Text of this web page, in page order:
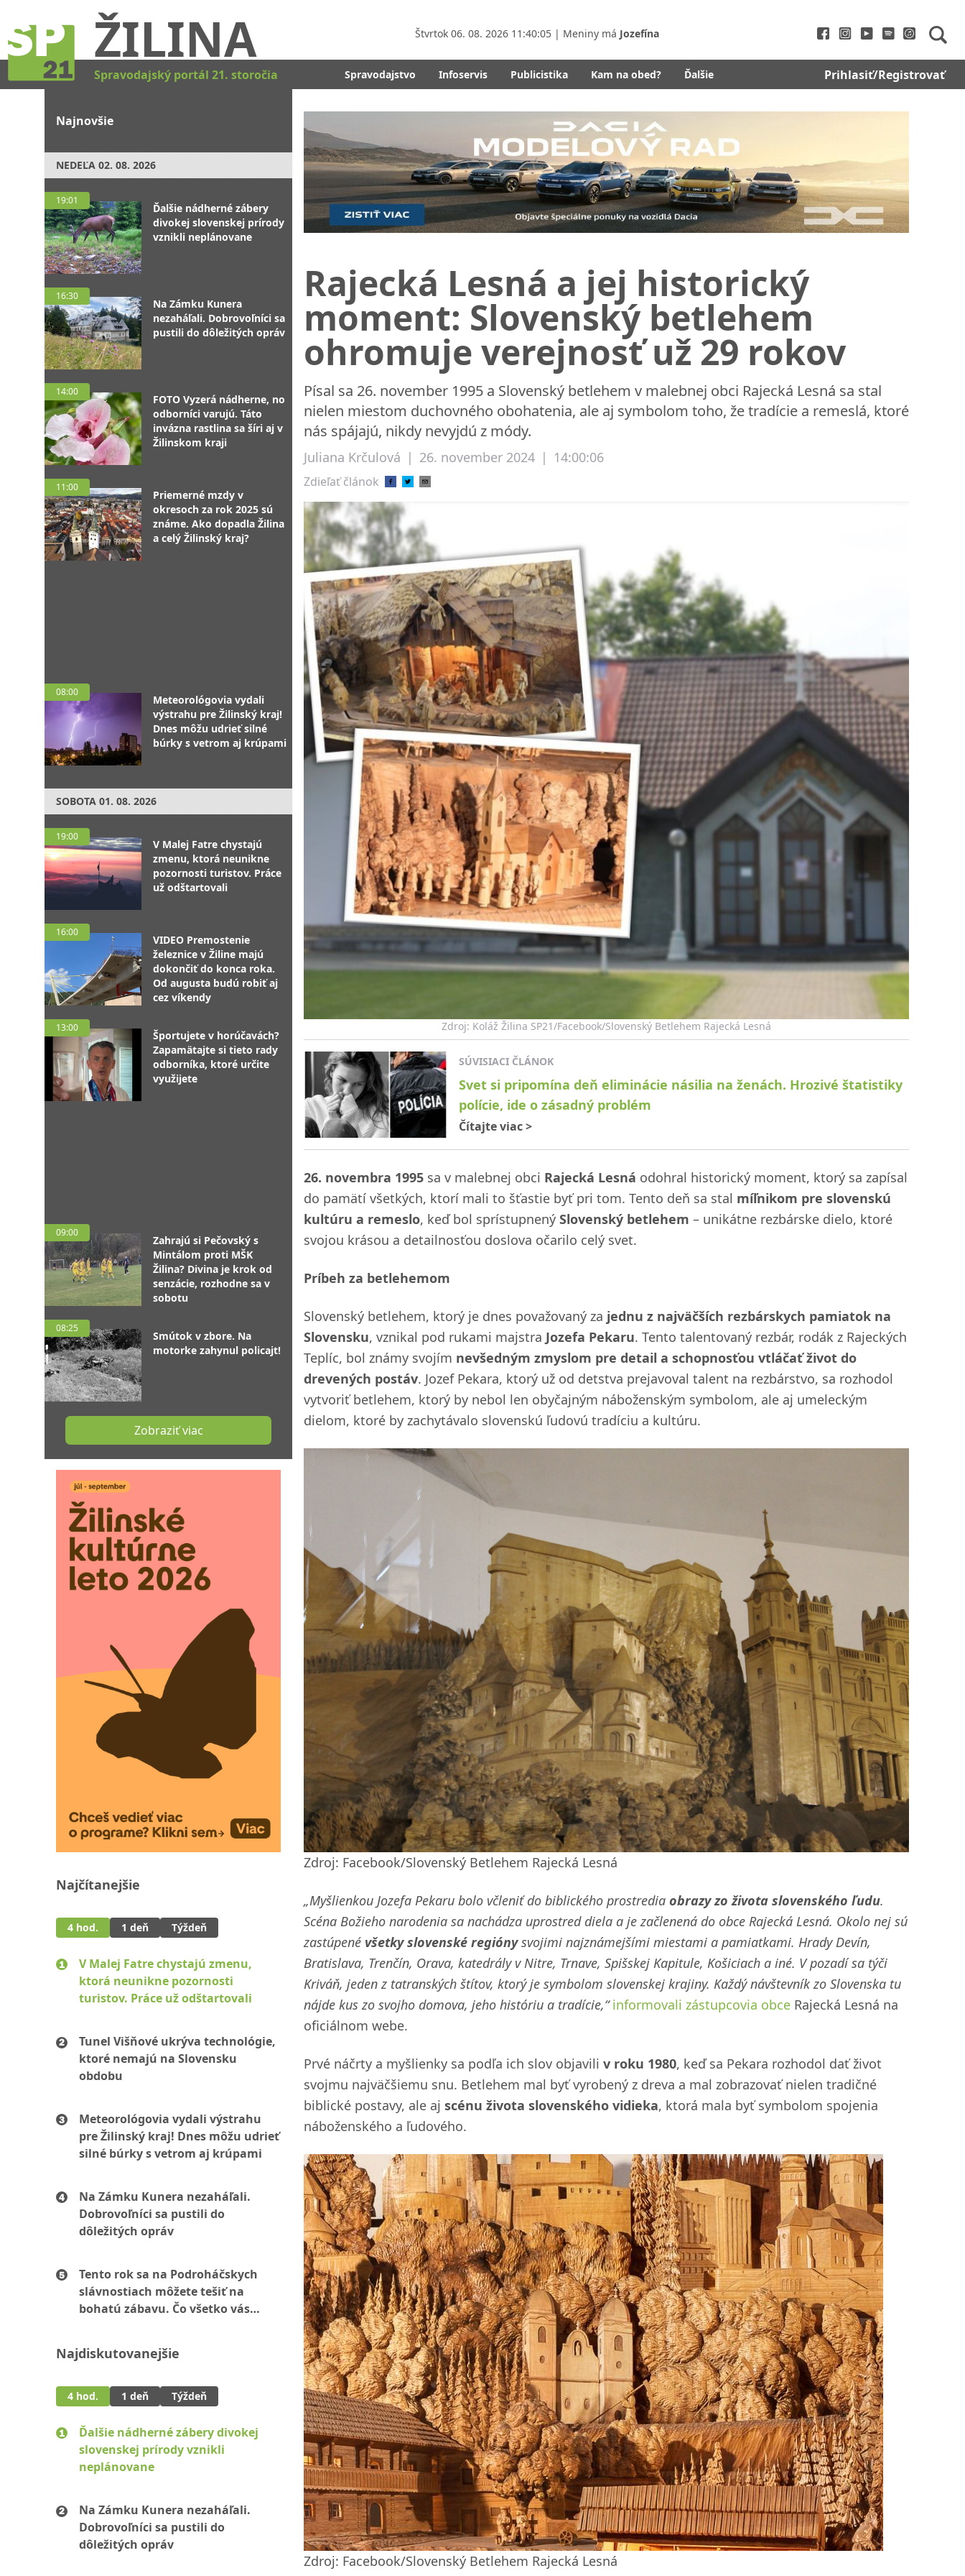
ŽILINA Štvrtok 06. 08. 2026 11:40:07 | Meniny má Jozefína
Spravodajský portál 21. storočia Spravodajstvo Infoservis Publicistika Kam na obed? Ďalšie Prihlasiť/Registrovať
Najnovšie
NEDEĽA 02. 08. 2026
19:01
Ďalšie nádherné zábery
divokej slovenskej prírody
vznikli neplánovane
16:30
Na Zámku Kunera
nezaháľali. Dobrovoľníci sa
pustili do dôležitých opráv
14:00
FOTO Vyzerá nádherne, no
odborníci varujú. Táto
invázna rastlina sa šíri aj v
Žilinskom kraji
11:00
Priemerné mzdy v
okresoch za rok 2025 sú
známe. Ako dopadla Žilina
a celý Žilinský kraj?
08:00
Meteorológovia vydali
výstrahu pre Žilinský kraj!
Dnes môžu udrieť silné
búrky s vetrom aj krúpami
SOBOTA 01. 08. 2026
19:00
V Malej Fatre chystajú
zmenu, ktorá neunikne
pozornosti turistov. Práce
už odštartovali
16:00
VIDEO Premostenie
železnice v Žiline majú
dokončiť do konca roka.
Od augusta budú robiť aj
cez víkendy
13:00
Športujete v horúčavách?
Zapamätajte si tieto rady
odborníka, ktoré určite
využijete
09:00
Zahrajú si Pečovský s
Mintálom proti MŠK
Žilina? Divina je krok od
senzácie, rozhodne sa v
sobotu
08:25
Smútok v zbore. Na
motorke zahynul policajt!
Zobraziť viac
Najčítanejšie
4 hod. 1 deň Týždeň
V Malej Fatre chystajú zmenu,
ktorá neunikne pozornosti
turistov. Práce už odštartovali
Tunel Višňové ukrýva technológie,
ktoré nemajú na Slovensku
obdobu
Meteorológovia vydali výstrahu
pre Žilinský kraj! Dnes môžu udrieť
silné búrky s vetrom aj krúpami
Na Zámku Kunera nezaháľali.
Dobrovoľníci sa pustili do
dôležitých opráv
Tento rok sa na Podroháčskych
slávnostiach môžete tešiť na
bohatú zábavu. Čo všetko vás
Najdiskutovanejšie
4 hod. 1 deň Týždeň
Ďalšie nádherné zábery divokej
slovenskej prírody vznikli
neplánovane
Na Zámku Kunera nezaháľali.
Dobrovoľníci sa pustili do
dôležitých opráv
Rajecká Lesná a jej historický
moment: Slovenský betlehem
ohromuje verejnosť už 29 rokov
Písal sa 26. november 1995 a Slovenský betlehem v malebnej obci Rajecká Lesná sa stal
nielen miestom duchovného obohatenia, ale aj symbolom toho, že tradície a remeslá, ktoré
nás spájajú, nikdy nevyjdú z módy.
Juliana Krčulová | 26. november 2024 | 14:00:06
Zdieľať článok
Zdroj: Koláž Žilina SP21/Facebook/Slovenský Betlehem Rajecká Lesná
SÚVISIACI ČLÁNOK
Svet si pripomína deň eliminácie násilia na ženách. Hrozivé štatistiky
polície, ide o zásadný problém
Čítajte viac>
26. novembra 1995 sa v malebnej obci Rajecká Lesná odohral historický moment, ktorý sa zapísal
do pamätí všetkých, ktorí mali to šťastie byť pri tom. Tento deň sa stal míľnikom pre slovenskú
kultúru a remeslo, keď bol sprístupnený Slovenský betlehem – unikátne rezbárske dielo, ktoré
svojou krásou a detailnosťou doslova očarilo celý svet.
Príbeh za betlehemom
Slovenský betlehem, ktorý je dnes považovaný za jednu z najväčších rezbárskych pamiatok na
Slovensku, vznikal pod rukami majstra Jozefa Pekaru. Tento talentovaný rezbár, rodák z Rajeckých
Teplíc, bol známy svojím nevšedným zmyslom pre detail a schopnosťou vtláčať život do
drevených postáv. Jozef Pekara, ktorý už od detstva prejavoval talent na rezbárstvo, sa rozhodol
vytvoriť betlehem, ktorý by nebol len obyčajným náboženským symbolom, ale aj umeleckým
dielom, ktoré by zachytávalo slovenskú ľudovú tradíciu a kultúru.
Zdroj: Facebook/Slovenský Betlehem Rajecká Lesná
„Myšlienkou Jozefa Pekaru bolo včleniť do biblického prostredia obrazy zo života slovenského ľudu.
Scéna Božieho narodenia sa nachádza uprostred diela a je začlenená do obce Rajecká Lesná. Okolo nej sú
zastúpené všetky slovenské regiónysvojimi najznámejšími miestami a pamiatkami. Hrady Devín,
Bratislava, Trenčín, Orava, katedrály v Nitre, Trnave, Spišskej Kapitule, Košiciach a iné. V pozadí sa týči
Kriváň, jeden z tatranských štítov, ktorý je symbolom slovenskej krajiny. Každý návštevník zo Slovenska tu
nájde kus zo svojho domova, jeho históriu a tradície,“ informovali zástupcovia obce Rajecká Lesná na
oficiálnom webe.
Prvé náčrty a myšlienky sa podľa ich slov objavili v roku 1980, keď sa Pekara rozhodol dať život
svojmu najväčšiemu snu. Betlehem mal byť vyrobený z dreva a mal zobrazovať nielen tradičné
biblické postavy, ale aj scénu života slovenského vidieka, ktorá mala byť symbolom spojenia
náboženského a ľudového.
Zdroj: Facebook/Slovenský Betlehem Rajecká Lesná